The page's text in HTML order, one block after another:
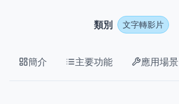
類別 文字轉影片
簡介 主要功能 應用場景